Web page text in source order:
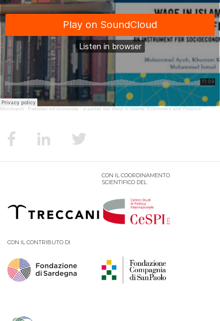
PUNTI DI VISTA
SGUARDI E VOCI
MONDO IN CIFRE
NAVIGANDO IN RETE
Mondopoli · Pakistan ed economia - a partire dal Waqf in Islamic Economics and Finance
CON IL COORDINAMENTO
SCIENTIFICO DEL
CON IL CONTRIBUTO DI